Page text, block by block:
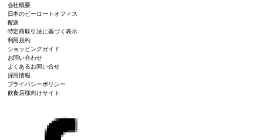
会社概要
日本のピーロートオフィス
配送
特定商取引法に基づく表示
利用規約
ショッピングガイド
お問い合わせ
よくあるお問い合せ
採用情報
プライバシーポリシー
飲食店様向けサイト